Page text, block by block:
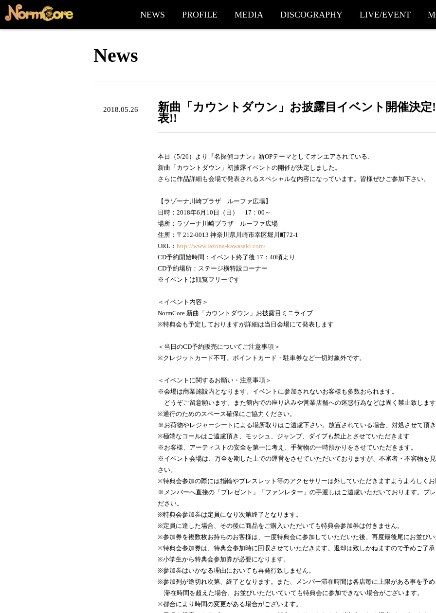
NEWS PROFILE MEDIA DISCOGRAPHY LIVE/EVENT
News
2018.05.26
新曲「カウントダウン」お披露目イベント開催決
表!!
本日（5/26）より『名探偵コナン』新OPテーマとしてオンエアされている、
新曲「カウントダウン」初披露イベントの開催が決定しました。
さらに作品詳細も会場で発表されるスペシャルな内容になっています。皆様ぜひご参加下さい。
【ラゾーナ川崎プラザ ルーファ広場】
日時：2018年6月10日（日） 17：00～
場所：ラゾーナ川崎プラザ ルーファ広場
住所：〒212-0013 神奈川県川崎市幸区堀川町72-1
URL： http://www.lazona-kawasaki.com/
CD予約開始時間：イベント終了後 17：40頃より
CD予約場所：ステージ横特設コーナー
※イベントは観覧フリーです
＜イベント内容＞
NormCore 新曲「カウントダウン」お披露目ミニライブ
※特典会も予定しておりますが詳細は当日会場にて発表します
＜当日のCD予約販売についてご注意事項＞
※クレジットカード不可。ポイントカード・駐車券など一切対象外です。
＜イベントに関するお願い・注意事項＞
※会場は商業施設内となります。イベントに参加されないお客様も多数おられます。
どうぞご留意願います。また館内での座り込みや営業店舗への迷惑行為などは固く禁止致します
※通行のためのスペース確保にご協力ください。
※お荷物やレジャーシートによる場所取りはご遠慮下さい。放置されている場合、対処させて頂き
※極端なコールはご遠慮頂き、モッシュ、ジャンプ、ダイブも禁止とさせていただきます
※お客様、アーティストの安全を第一に考え、手荷物の一時預かりをさせていただきます。
※イベント会場は、万全を期した上での運営をさせていただいておりますが、不審者・不審物を
さい。
※特典会参加の際には指輪やブレスレット等のアクセサリーは外していただきますようよろしくお
※メンバーへ直接の「プレゼント」「ファンレター」の手渡しはご遠慮いただいております。プ
ださい。
※特典会参加券は定員になり次第終了となります。
※定員に達した場合、その後に商品をご購入いただいても特典会参加券は付きません。
※参加券を複数枚お持ちのお客様は、一度特典会に参加していただいた後、再度最後尾にお並びい
※特典会参加券は、特典会参加時に回収させていただきます。返却は致しかねますので予めご了承
※小学生から特典会参加券が必要になります。
※参加券はいかなる理由においても再発行致しません。
※参加列が途切れ次第、終了となります。また、メンバー滞在時間は各店毎に上限がある事を予め
滞在時間を超えた場合、お並びいただいていても特典会に参加できない場合がございます。
※都合により時間の変更がある場合がございます。